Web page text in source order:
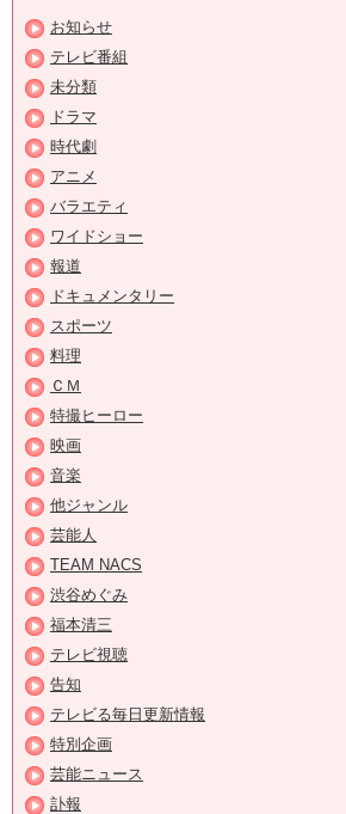
お知らせ
テレビ番組
未分類
ドラマ
時代劇
アニメ
バラエティ
ワイドショー
報道
ドキュメンタリー
スポーツ
料理
ＣＭ
特撮ヒーロー
映画
音楽
他ジャンル
芸能人
TEAM NACS
渋谷めぐみ
福本清三
テレビ視聴
告知
テレビる毎日更新情報
特別企画
芸能ニュース
訃報